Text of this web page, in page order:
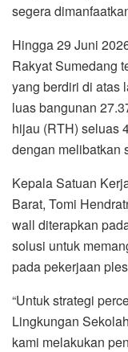
segera
Hingga 29 Juni
Rakyat Sumedang
yang berdiri di atas
luas bangunan
hijau (RTH) seluas
dengan melibatkan
Kepala Satuan
Barat, Tomi
wall diterapkan
solusi untuk
pada pekerjaan
“Untuk strategi
Lingkungan
kami melakukan